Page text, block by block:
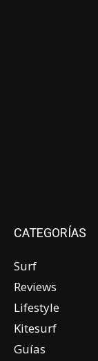
CATEGORÍAS
Surf
Reviews
Lifestyle
Kitesurf
Guías